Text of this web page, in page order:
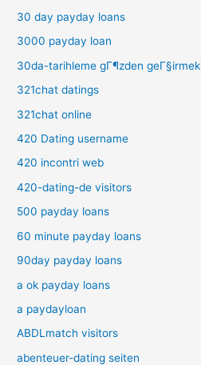
30 day payday loans
3000 payday loan
30da-tarihleme gГ¶zden geГ§irmek
321chat datings
321chat online
420 Dating username
420 incontri web
420-dating-de visitors
500 payday loans
60 minute payday loans
90day payday loans
a ok payday loans
a paydayloan
ABDLmatch visitors
abenteuer-dating seiten